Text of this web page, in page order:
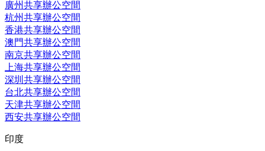
廣州共享辦公空間
杭州共享辦公空間
香港共享辦公空間
澳門共享辦公空間
南京共享辦公空間
上海共享辦公空間
深圳共享辦公空間
台北共享辦公空間
天津共享辦公空間
西安共享辦公空間
印度